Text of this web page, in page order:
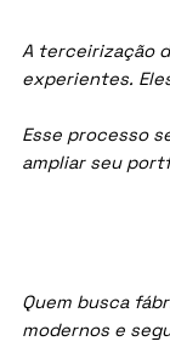
A terceirização
experientes.
Esse processo
ampliar seu
Quem busca
modernos e